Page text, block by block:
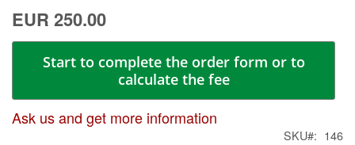
EUR 250.00
Start to complete the order form or to
calculate the fee
Ask us and get more information
SKU 146